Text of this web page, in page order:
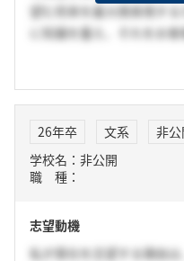
望む将来を最大限実現す
に知識を蓄え、それをお
じた。この経験を通じて
待している。二点目は『
社の信託サービスが高い信
りが磨き上げた専門性を達
ると推察する。貴社での業
産などの専門知識を深め
26年卒 文系
非公
学校名：非公開
職 種：
志望動機
私が貴社を志望する理由